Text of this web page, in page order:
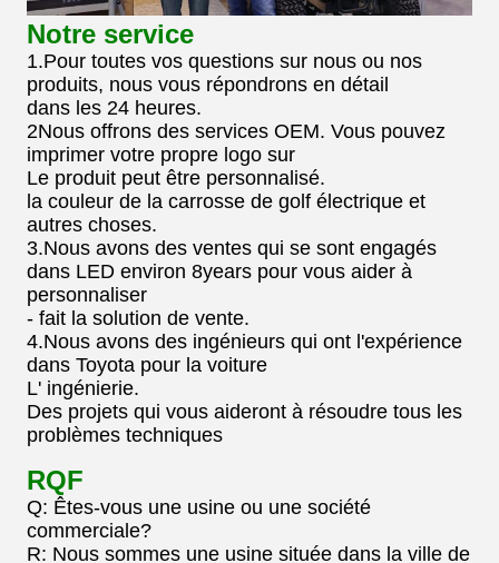
Notre service
1.Pour toutes vos questions sur nous ou nos
produits, nous vous répondrons en détail
dans les 24 heures.
2Nous offrons des services OEM. Vous pouvez
imprimer votre propre logo sur
Le produit peut être personnalisé.
la couleur de la carrosse de golf électrique et
autres choses.
3.Nous avons des ventes qui se sont engagés
dans LED environ 8years pour vous aider à
personnaliser
- fait la solution de vente.
4.Nous avons des ingénieurs qui ont l'expérience
dans Toyota pour la voiture
L' ingénierie.
Des projets qui vous aideront à résoudre tous les
problèmes techniques
RQF
Q: Êtes-vous une usine ou une société
commerciale?
R: Nous sommes une usine située dans la ville de